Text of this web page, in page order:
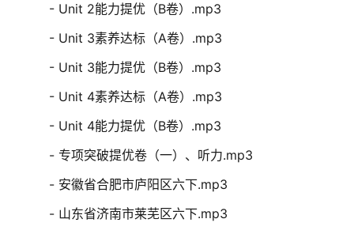
- Unit 2能力提优（B卷）.mp3
- Unit 3素养达标（A卷）.mp3
- Unit 3能力提优（B卷）.mp3
- Unit 4素养达标（A卷）.mp3
- Unit 4能力提优（B卷）.mp3
- 专项突破提优卷（一）、听力.mp3
- 安徽省合肥市庐阳区六下.mp3
- 山东省济南市莱芜区六下.mp3